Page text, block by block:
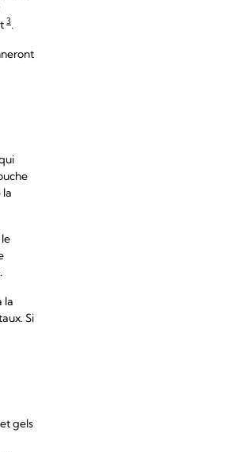
3.
la
.
la
Si
gels